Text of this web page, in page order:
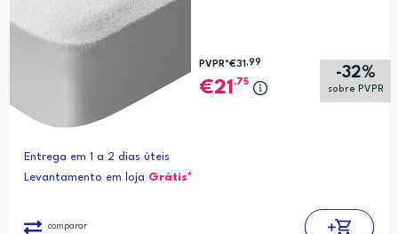
-32%
sobre PVPR
PVPR*€31 ,99
21 ,75
Entrega em 1 a 2 dias úteis
Levantamento em loja Grátis*
comparar